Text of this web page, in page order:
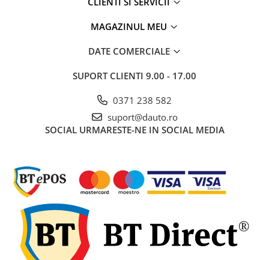
Protectii si pasaje roti
Borne si Conectori Baterie Auto
Cabluri Auto Spiralate
Cabluri Multifilare Auto
Comutatoare si intrerupatoare
auto
MAGAZINUL MEU
DATE COMERCIALE
SUPORT CLIENTI 9.00 - 17.00
0371 238 582
suport@dauto.ro
SOCIAL URMARESTE-NE IN SOCIAL MEDIA